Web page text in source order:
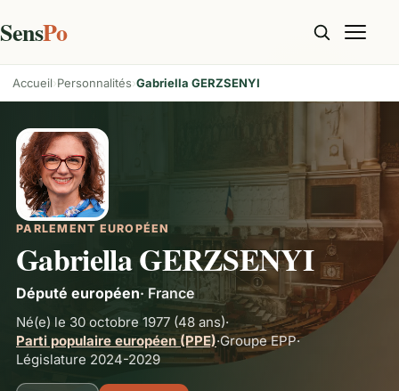
SensPo
Accueil Personnalités Gabriella GERZSENYI
PARLEMENT EUROPÉEN
Gabriella GERZSENYI
Député européen· France
Né(e) le 30 octobre 1977 (48 ans)·
Parti populaire européen (PPE)·GroupeEPP·
Législature 2024-2029